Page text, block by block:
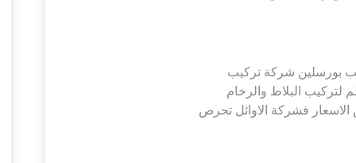
في دبي | 0545574752 |تركيب بورسلين شركة تركيب
لتركيب البلاط والرخام
فشركة الاوائل تحرص